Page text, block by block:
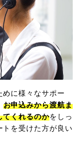
に様々なサポー
お申込みから渡航ま
てくれるのかをしっ
を受けた方が良い